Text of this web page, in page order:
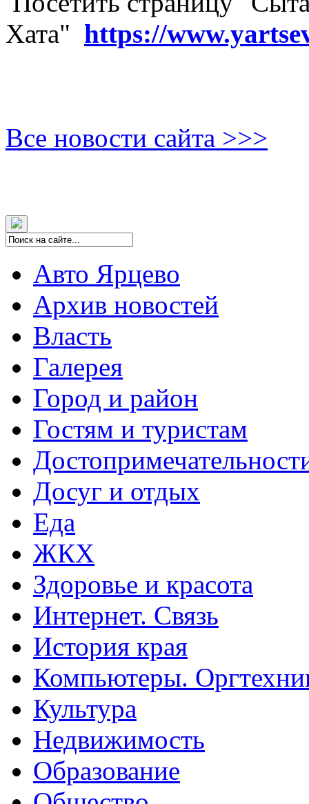
Хата" https://
Все новости сайта >>>
Авто Ярцево
Архив новостей
Власть
Галерея
Город и район
Гостям и туристам
Досуг и отдых
Еда
ЖКХ
Здоровье и красота
Интернет. Связь
История края
Компьютеры.
Культура
Недвижимость
Образование